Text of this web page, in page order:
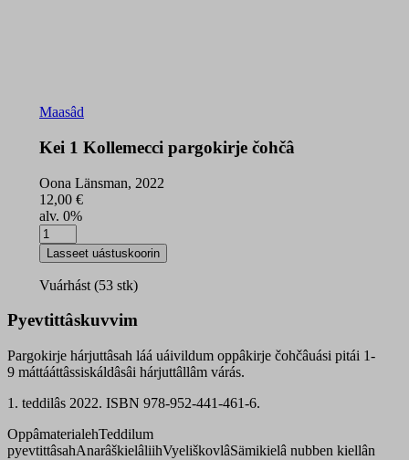
Maasâd
Kei 1 Kollemecci pargokirje čohčâ
Oona Länsman, 2022
12,00 €
alv. 0%
Kei
1
Kollemecci
pargokirje
quantity
Lasseet uástuskoorin
Vuárhást (53 stk)
Pyevtittâskuvvim
Pargokirje hárjuttâsah láá uáivildum oppâkirje čohčâuási pitái 1-
9 máttááttâssiskáldâsâi hárjuttâllâm várás.
1. teddilâs 2022. ISBN 978-952-441-461-6.
OppâmaterialehTeddilum
pyevtittâsahAnarâškielâliihVyeliškovlâSämikielâ nubben kiellân